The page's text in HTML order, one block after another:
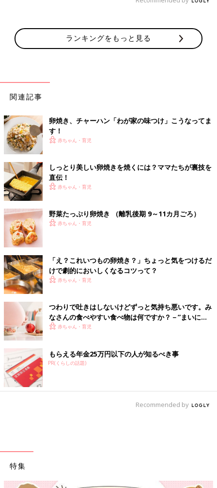
ランキングをもっと見る
関連記事
卵焼き、チャーハン「わが家の味つけ」こうなってま
す！
赤ちゃん・育児
しっとり美しい卵焼きを焼くには？ママたちが裏技を
直伝！
赤ちゃん・育児
野菜たっぷり卵焼き （離乳後期 9～11カ月ごろ）
赤ちゃん・育児
「え？これいつもの卵焼き？」ちょっと気をつけるだ
けで劇的においしくなるコツって？
赤ちゃん・育児
つわりで吐きはしないけどずっと気持ち悪いです。み
なさんの食べやすい食べ物は何ですか？－”まいにち
のたまひよ”の体験談
赤ちゃん・育児
もらえる年金25万円以下の人が知るべき事
PR(くらしの話題)
Recommended by
特集